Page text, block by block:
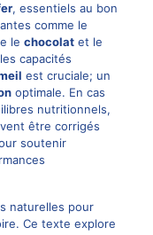
, essentiels au bon
comme le
le chocolatet le
capacités
est cruciale; un
optimale. En cas
nutritionnels,
être corrigés
soutenir
naturelles pour
Ce texte explore